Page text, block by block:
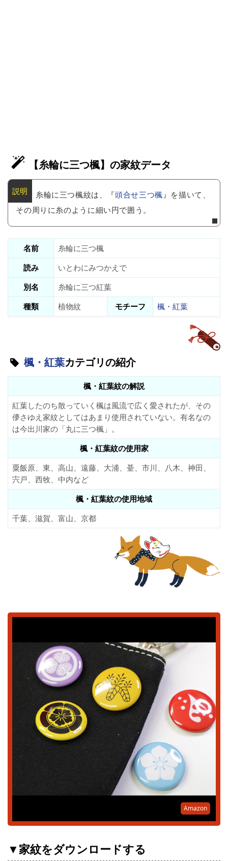
【糸輪に三つ楓】の家紋データ
糸輪に三つ楓紋は、『頭合せ三つ楓』を描いて、
その周りに糸のように細い円で囲う。
名前
糸輪に三つ楓
読み
いとわにみつかえで
別名
糸輪に三つ紅葉
種類
植物紋 モチーフ 楓・紅葉
楓・紅葉カテゴリの紹介
楓・紅葉紋の解説
紅葉したのち散っていく楓は風流で広く愛されたが、その
儚さゆえ家紋としてはあまり使用されていない。有名なの
は今出川家の「丸に三つ楓」。
楓・紅葉紋の使用家
粟飯原、東、高山、遠藤、大浦、䑓、市川、八木、神田、
宍戸、西牧、中内など
楓・紅葉紋の使用地域
千葉、滋賀、富山、京都
Amazon
▼家紋をダウンロードする